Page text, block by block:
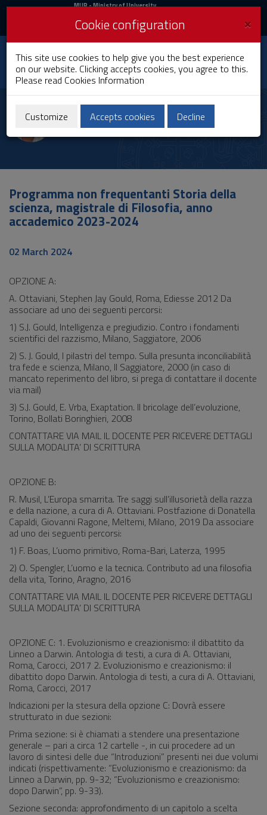
Skip
Content
to
Go
Footer
MIUR
Login
MUR- Ministry of University
Login UniCA News
Toggle
navigation
University of
Cagliari
Alessandro Ottaviani
Programma non frequentanti Storia della
scienza, magistrale di Filosofia, anno
accademico 2023-2024
02 March 2024
OPZIONE A:
A. Ottaviani, Stephen Jay Gould, Roma, Ediesse 2012 Da
associare ad uno dei seguenti percorsi:
1) S.J. Gould, Intelligenza e pregiudizio. Contro i fondamenti
scientifici del razzismo, Milano, Saggiatore, 2006
2) S. J. Gould, I pilastri del tempo. Sulla presunta inconciliabilità
tra fede e scienza, Milano, Il Saggiatore, 2000 (in caso di
mancato reperimento del libro, si prega di contattare il docente
via mail)
3) S.J. Gould, E. Vrba, Exaptation. Il bricolage dell’evoluzione,
Torino, Bollati Boringhieri, 2008
CONTATTARE VIA MAIL IL DOCENTE PER RICEVERE DETTAGLI
SULLA MODALITA’ DI SCRITTURA
OPZIONE B:
R. Musil, L’Europa smarrita. Tre saggi sull’illusorietà della razza
e della nazione, a cura di A. Ottaviani. Postfazione di Donatella
Capaldi, Giovanni Ragone, Meltemi, Milano, 2019 Da associare
ad uno dei seguenti percorsi:
1) F. Boas, L’uomo primitivo, Roma-Bari, Laterza, 1995
2) O. Spengler, L’uomo e la tecnica. Contributo ad una filosofia
della vita, Torino, Aragno, 2016
CONTATTARE VIA MAIL IL DOCENTE PER RICEVERE DETTAGLI
SULLA MODALITA’ DI SCRITTURA
OPZIONE C: 1. Evoluzionismo e creazionismo: il dibattito da
Linneo a Darwin. Antologia di testi, a cura di A. Ottaviani,
Roma, Carocci, 2017 2. Evoluzionismo e creazionismo: il
dibattito dopo Darwin. Antologia di testi, a cura di A. Ottaviani,
Roma, Carocci, 2017
Indicazioni per la stesura della opzione C: Dovrà essere
strutturato in due sezioni:
Prima sezione: si è chiamati a stendere una presentazione
generale – pari a circa 12 cartelle -, in cui procedere ad un
lavoro di sintesi delle due “Introduzioni” presenti nei due volumi
indicati (rispettivamente: “Evoluzionismo e creazionismo: da
Linneo a Darwin, pp. 9-32; “Evoluzionismo e creazionismo:
dopo Darwin”, pp. 9-33).
Sezione seconda: approfondimento di un capitolo a scelta
×
Cookie configuration
This site use cookies to help give you the best experience
on our website. Clicking accepts cookies, you agree to this.
Please read Cookies Information
Customize Accepts cookies Decline